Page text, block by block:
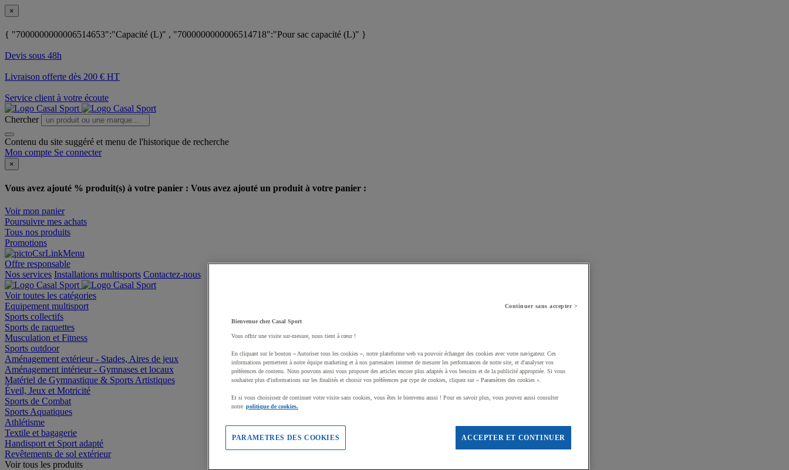
×
{ "7000000000006514653":"Capacité (L)" , "7000000000006514718":"Pour sac capacité (L)" }
Devis sous 48h
Livraison offerte dès 200 € HT
Service client à votre écoute
Chercher
Contenu du site suggéré et menu de l'historique de recherche
Mon compte Se connecter
×
Vous avez ajouté % produit(s) à votre panier : Vous avez ajouté un produit à votre panier :
Voir mon panier
Poursuivre mes achats
Tous nos produits
Promotions
Offre responsable
Nos services Installations multisports Contactez-nous
Voir toutes les catégories
Equipement multisport
Sports collectifs
Sports de raquettes
Musculation et Fitness
Sports outdoor
Aménagement extérieur - Stades, Aires de jeux
Aménagement intérieur - Gymnases et locaux
Matériel de Gymnastique & Sports Artistiques
Éveil, Jeux et Motricité
Sports de Combat
Sports Aquatiques
Athlétisme
Textile et bagagerie
Handisport et Sport adapté
Revêtements de sol extérieur
Voir tous les produits
Continuer sans accepter >
Bienvenue chez Casal Sport
Vous offrir une visite sur-mesure, nous tient à cœur !
En cliquant sur le bouton « Autoriser tous les cookies », notre plateforme web va pouvoir échanger des cookies avec votre navigateur. Ces
informations permettent à notre équipe marketing et à nos partenaires internet de mesurer les performances de notre site, et d'analyser vos
préférences de contenu. Nous pouvons ainsi vous proposer des articles encore plus adaptés à vos besoins et de la publicité appropriée. Si vous
souhaitez plus d'informations sur les finalités et choisir vos préférences par type de cookies, cliquez sur « Paramètres des cookies ».
Et si vous choisissez de continuer votre visite sans cookies, vous êtes le bienvenu aussi ! Pour en savoir plus, vous pouvez aussi consulter
notre politique de cookies.
ACCEPTER ET CONTINUER
PARAMETRES DES COOKIES